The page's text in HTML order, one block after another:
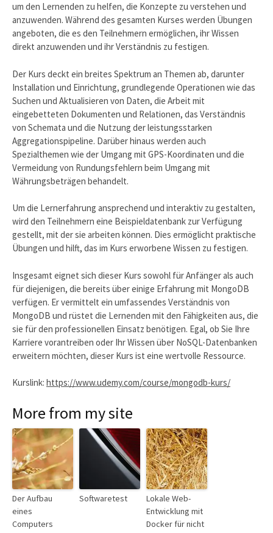
um den Lernenden zu helfen, die Konzepte zu verstehen und
anzuwenden. Während des gesamten Kurses werden Übungen
angeboten, die es den Teilnehmern ermöglichen, ihr Wissen
direkt anzuwenden und ihr Verständnis zu festigen.
Der Kurs deckt ein breites Spektrum an Themen ab, darunter
Installation und Einrichtung, grundlegende Operationen wie das
Suchen und Aktualisieren von Daten, die Arbeit mit
eingebetteten Dokumenten und Relationen, das Verständnis
von Schemata und die Nutzung der leistungsstarken
Aggregationspipeline. Darüber hinaus werden auch
Spezialthemen wie der Umgang mit GPS-Koordinaten und die
Vermeidung von Rundungsfehlern beim Umgang mit
Währungsbeträgen behandelt.
Um die Lernerfahrung ansprechend und interaktiv zu gestalten,
wird den Teilnehmern eine Beispieldatenbank zur Verfügung
gestellt, mit der sie arbeiten können. Dies ermöglicht praktische
Übungen und hilft, das im Kurs erworbene Wissen zu festigen.
Insgesamt eignet sich dieser Kurs sowohl für Anfänger als auch
für diejenigen, die bereits über einige Erfahrung mit MongoDB
verfügen. Er vermittelt ein umfassendes Verständnis von
MongoDB und rüstet die Lernenden mit den Fähigkeiten aus, die
sie für den professionellen Einsatz benötigen. Egal, ob Sie Ihre
Karriere vorantreiben oder Ihr Wissen über NoSQL-Datenbanken
erweitern möchten, dieser Kurs ist eine wertvolle Ressource.
Kurslink: https://www.udemy.com/course/mongodb-kurs/
More from my site
Der Aufbau
eines
Computers
Softwaretest
Lokale Web-
Entwicklung mit
Docker für nicht